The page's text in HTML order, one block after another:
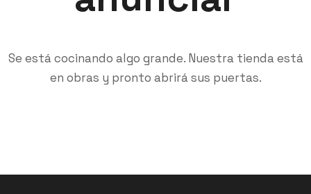
Se está cocinando algo grande. Nuestra tienda está
en obras y pronto abrirá sus puertas.